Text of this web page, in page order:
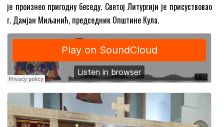
је произнео пригодну беседу. Светој Литургији је присуствовао
г. Дамјан Миљанић, председник Општине Кула.